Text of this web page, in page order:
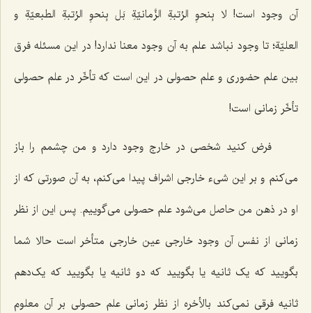
آن وجود است! لا بِنحوِ الرُتبةِ الزَّمانیّةِ بَل بِنحوِ الرُتبةِ الطبعیّةِ و
العلیّة؛تا وجود نباشد علم به آن وجود معنا ندارد! در این مسئله فرق
بین علم حضوری و علم حصولی در این است که تأخّر در علم حصولی
تأخّر زمانی است!
فرض کنید شخصی در خارج وجود دارد و من چشمم را باز
می‌کنم و بر این شی‌ء خارجی اشراف پیدا می‌کنم، به آن صورتی که از
او در ذهن من حاصل می‌شود علم حصولی می‌گوییم. پس این از نظر
زمانی از نفس آن وجود خارجی عین خارجی متأخر است حالا شما
بگویید که یک ثانیه یا بگویید که دو ثانیه یا بگویید که یک‌دهم
ثانیه فرقی نمی‌کند بالأخره از نظر زمانی علم حصولی بر آن معلوم